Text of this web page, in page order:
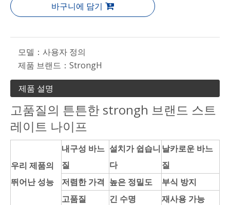
바구니에 담기
모델： 사용자 정의
제품 브랜드： StrongH
제품 설명
고품질의 튼튼한 strongh 브랜드 스트
레이트 나이프
우리 제품의
뛰어난 성능
내구성 바느
질
설치가 쉽습니
다
날카로운 바느
질
저렴한 가격 높은 정밀도
부식 방지
고품질
긴 수명 재사용 가능